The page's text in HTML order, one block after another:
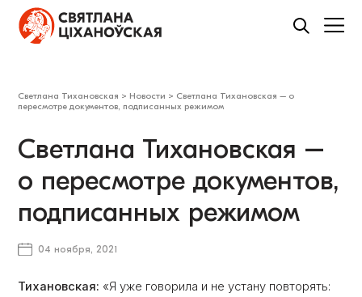
Светлана Тихановская > Новости > ​Светлана Тихановская – о
пересмотре документов, подписанных режимом
​Светлана Тихановская –
о пересмотре документов,
подписанных режимом
04 ноября, 2021
Тихановская: «Я уже говорила и не устану повторять: